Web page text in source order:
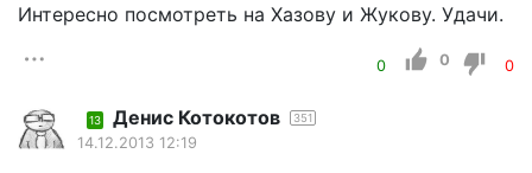
Интересно посмотреть на Хазову и Жукову. Удачи.
0 0 0
13 Денис Котокотов 351
14.12.2013 12:19